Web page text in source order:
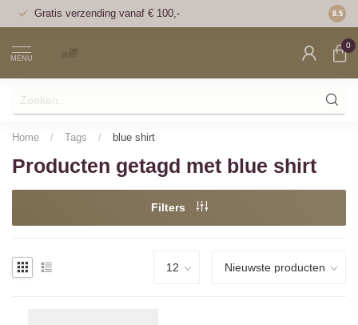
Gratis verzending vanaf € 100,- Voor
8.5
MENU
0
Home / Tags / blue shirt
Producten getagd met blue shirt
Filters